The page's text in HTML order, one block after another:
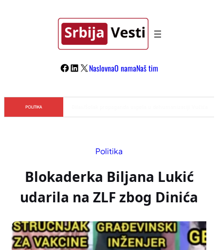
Facebook
LinkedIn
X NaslovnaO namaNaš tim
POLITIKA
Politika
Blokaderka Biljana Lukić
udarila na ZLF zbog Dinića